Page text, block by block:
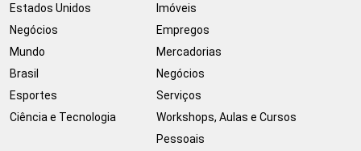
Estados Unidos
Negócios
Mundo
Brasil
Esportes
Ciência e Tecnologia
Imóveis
Empregos
Mercadorias
Negócios
Serviços
Workshops, Aulas e Cursos
Pessoais